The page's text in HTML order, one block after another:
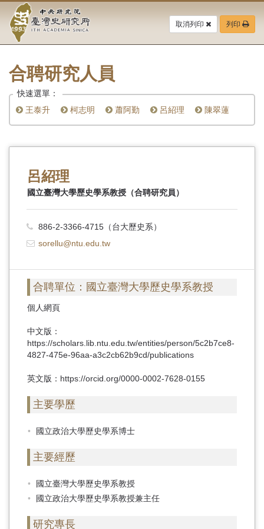
要
中
央
研
究
院-
臺
灣
史
研
究
所-
首
取消列印 列印
合聘研究人員
快速選單：
王泰升
柯志明 蕭阿勤 呂紹理 陳翠蓮
呂紹理
國立臺灣大學歷史學系教授（合聘研究員）
886-2-3366-4715（台大歷史系）
sorellu@ntu.edu.tw
合聘單位：國立臺灣大學歷史學系教授
個人網頁
中文版：
https://scholars.lib.ntu.edu.tw/entities/person/5c2b7ce8-
4827-475e-96aa-a3c2cb62b9cd/publications
英文版：https://orcid.org/0000-0002-7628-0155
主要學歷
國立政治大學歷史學系博士
主要經歷
國立臺灣大學歷史學系教授
國立政治大學歷史學系教授兼主任
研究專長